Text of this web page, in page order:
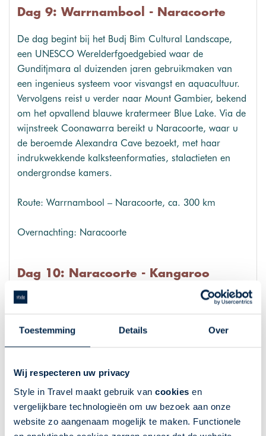
Toestemming Details Over
Wij respecteren uw privacy
Style in Travel maakt gebruik van cookies en
vergelijkbare technologieën om uw bezoek aan onze
website zo aangenaam mogelijk te maken. Functionele
Dag 9: Warrnambool - Naracoorte
De dag begint bij het Budj Bim Cultural Landscape,
een UNESCO Werelderfgoedgebied waar de
Gunditjmara al duizenden jaren gebruikmaken van
een ingenieus systeem voor visvangst en aquacultuur.
Vervolgens reist u verder naar Mount Gambier, bekend
om het opvallend blauwe kratermeer Blue Lake. Via de
wijnstreek Coonawarra bereikt u Naracoorte, waar u
de beroemde Alexandra Cave bezoekt, met haar
indrukwekkende kalksteenformaties, stalactieten en
ondergrondse kamers.
Route: Warrnambool – Naracoorte, ca. 300 km
Overnachting: Naracoorte
Dag 10: Naracoorte - Kangaroo
Island
een kustplaats aan de zuidkust van South Australia.
Daarna steekt u per ferry over naar Kangaroo Island,
Australië. Het eiland staat bekend om zijn gevarieerde
landschappen en grote aantallen inheemse dieren,
waaronder kangoeroes, koala's, zeeleeuwen en diverse
vogelsoorten. Uw eindbestemming is Kingscote.